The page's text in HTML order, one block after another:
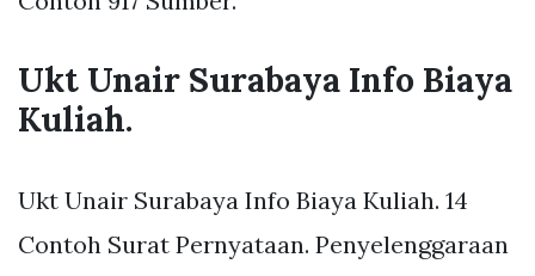
Ukt Unair Surabaya Info Biaya
Kuliah.
Ukt Unair Surabaya Info Biaya Kuliah. 14
Contoh Surat Pernyataan. Penyelenggaraan